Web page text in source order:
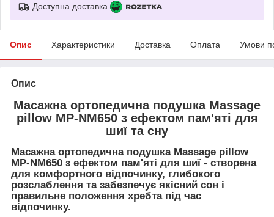
Доступна доставка
Опис Характеристики Доставка Оплата Умови
Опис
Масажна ортопедична подушка Massage
pillow MP-NM650 з ефектом пам'яті для
шиї та сну
Масажна ортопедична подушка Massage pillow
MP-NM650 з ефектом пам'яті для шиї - створена
для комфортного відпочинку, глибокого
розслаблення та забезпечує якісний сон і
правильне положення хребта під час
відпочинку.